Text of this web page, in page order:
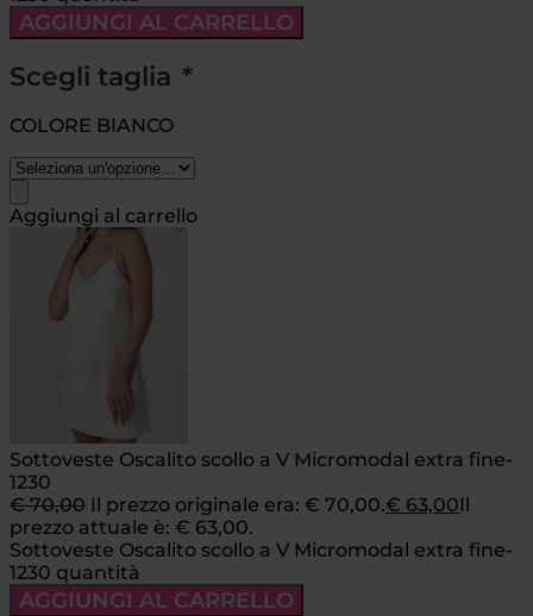
AGGIUNGI AL CARRELLO
Scegli taglia *
COLORE BIANCO
Aggiungi al carrello
Sottoveste Oscalito scollo a V Micromodal extra fine-
1230
€70,00 Il prezzo originale era: € 70,00.€ 63,00Il
prezzo attuale è: € 63,00.
Sottoveste Oscalito scollo a V Micromodal extra fine-
1230 quantità
AGGIUNGI AL CARRELLO